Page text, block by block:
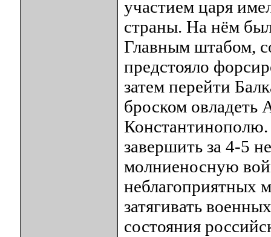
участием царя
страны. На нём
Главным штабом,
предстояло
затем перейти
броском овладеть
завершить за 4-5
молниеносную
неблагоприятных
затягивать
состояния